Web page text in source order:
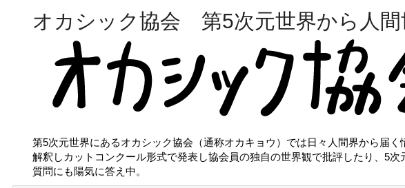
オカシック協会 第5次元世界から人
第5次元世界にあるオカシック協会（通称オカキョウ）では日々人間界から届
解釈しカットコンクール形式で発表し協会員の独自の世界観で批評したり、5
質問にも陽気に答え中。